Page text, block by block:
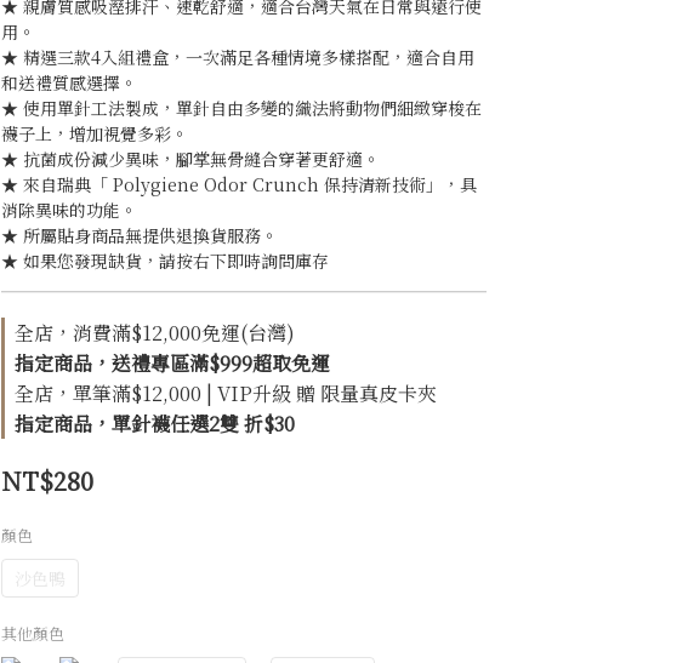
★ 親膚質感吸溼排汗、速乾舒適，適合台灣天氣在日常與遠行使
用。
★ 精選三款4入組禮盒，一次滿足各種情境多樣搭配，適合自用
和送禮質感選擇。
★ 使用單針工法製成，單針自由多變的織法將動物們細緻穿梭在
襪子上，增加視覺多彩。
★ 抗菌成份減少異味，腳掌無骨縫合穿著更舒適。
★ 來自瑞典「 Polygiene Odor Crunch 保持清新技術」，具
消除異味的功能。
★ 所屬貼身商品無提供退換貨服務。
★ 如果您發現缺貨，請按右下即時詢問庫存
全店，消費滿$12,000免運(台灣)
指定商品，送禮專區滿$999超取免運
全店，單筆滿$12,000 | VIP升級 贈 限量真皮卡夾
指定商品，單針襪任選2雙 折$30
NT$280
顏色
沙色鴨
其他顏色